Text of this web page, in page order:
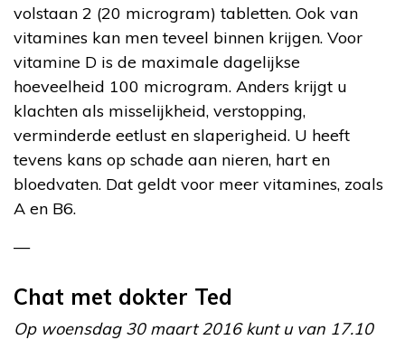
volstaan 2 (20 microgram) tabletten. Ook van
vitamines kan men teveel binnen krijgen. Voor
vitamine D is de maximale dagelijkse
hoeveelheid 100 microgram. Anders krijgt u
klachten als misselijkheid, verstopping,
verminderde eetlust en slaperigheid. U heeft
tevens kans op schade aan nieren, hart en
bloedvaten. Dat geldt voor meer vitamines, zoals
A en B6.
—
Chat met dokter Ted
Op woensdag 30 maart 2016 kunt u van 17.10